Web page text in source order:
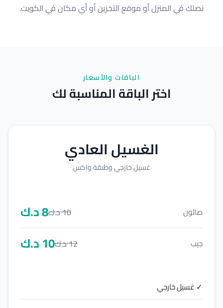
نصلك في المنزل أو موقع التخزين أو أي مكان في الكويت.
الباقات والأسعار
اختر الباقة المناسبة لك
الغسيل العادي
غسيل خارجي وطبقة واكس
صالون 10د.ك8د.ك
جيب 12د.ك10د.ك
✓ غسيل خارجي